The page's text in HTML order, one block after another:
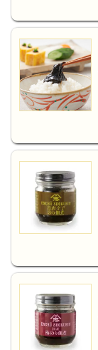
お米から
康の質を高め
ただくことが
観点から提唱
なことを言っ
賄えるお米を
う国土を耕せる
私たち日本人
象を神として
同体をつくっ
かな情感、繊
食文化を形成し
暮らしは、ま
もあります。
そこで生活ア